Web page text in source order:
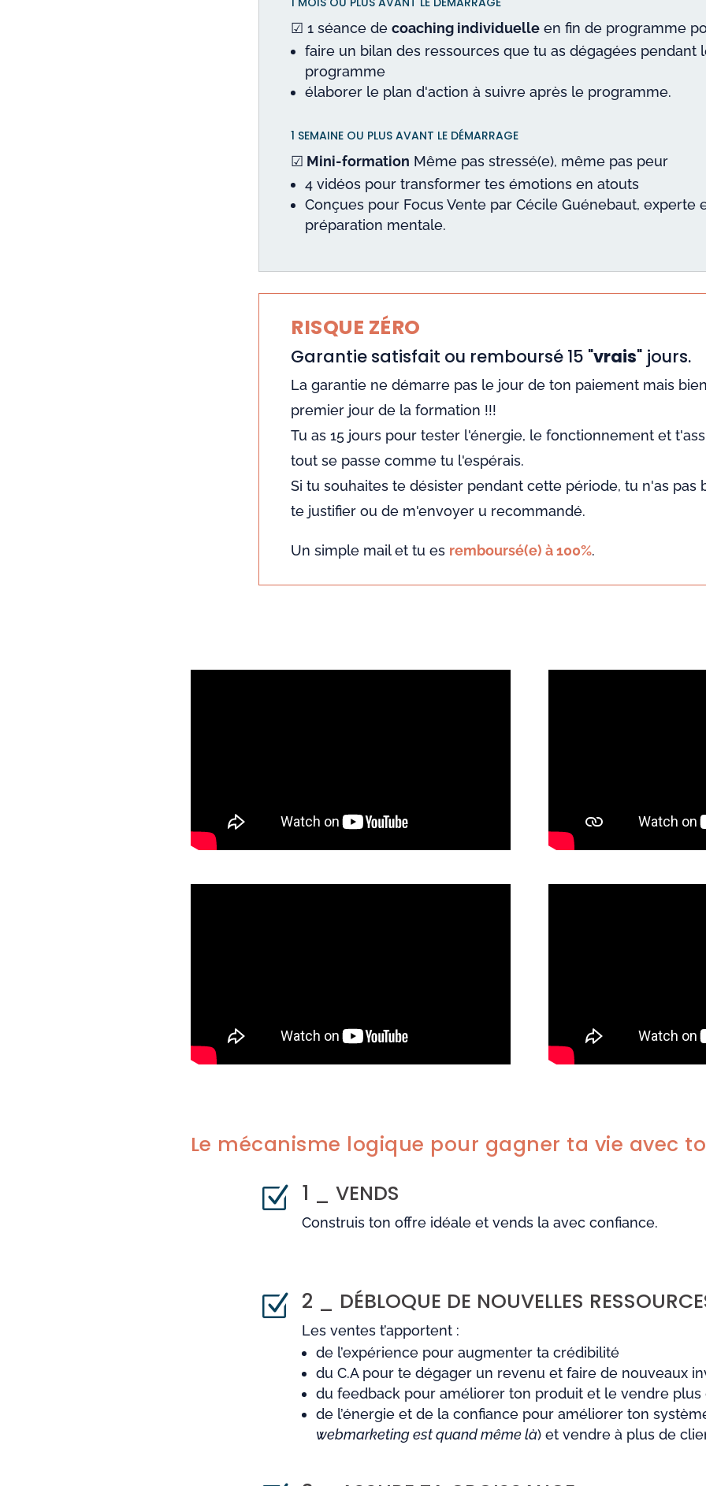
☑ 1 séance decoaching individuelle en fin de programme
faire un bilan des ressources que tu as dégagées pendant
programme
élaborer le plan d'action à suivre après le programme.
1 SEMAINE OU PLUS AVANT LE DÉMARRAGE
☑ Mini-formation Même pas stressé(e), même pas peur
4 vidéos pour transformer tes émotions en atouts
Conçues pour Focus Vente par Cécile Guénebaut, experte
préparation mentale.
RISQUE ZÉRO
Garantie satisfait ou remboursé 15 "vrais" jours.
La garantie ne démarre pas le jour de ton paiement mais
premier jour de la formation !!!
Tu as 15 jours pour tester l'énergie, le fonctionnement et
tout se passe comme tu l'espérais.
Si tu souhaites te désister pendant cette période, tu n'as pas
te justifier ou de m'envoyer u recommandé.
Un simple mail et tu es remboursé(e) à 100%.
Le mécanisme logique pour gagner ta vie avec
Z 1 _ VENDS
Construis ton offre idéale et vends la avec confiance.
Z 2 _ DÉBLOQUE DE NOUVELLES
Les ventes t’apportent :
de l’expérience pour augmenter ta crédibilité
du C.A pour te dégager un revenu et faire de nouveaux
du feedback pour améliorer ton produit et le vendre plus
de l’énergie et de la confiance pour améliorer ton
webmarketing est quand même là) et vendre à plus de